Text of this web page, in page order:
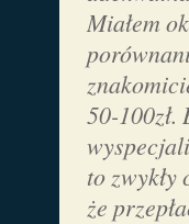
Miałem
50-100zł.
to
że